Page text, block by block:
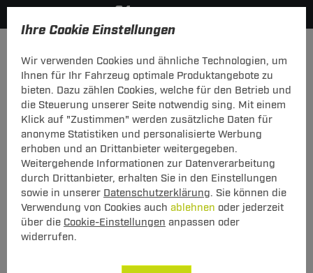
Ihre Cookie Einstellungen
Wir verwenden Cookies und ähnliche Technologien, um
Ihnen für Ihr Fahrzeug optimale Produktangebote zu
bieten. Dazu zählen Cookies, welche für den Betrieb und
die Steuerung unserer Seite notwendig sing. Mit einem
Klick auf "Zustimmen" werden zusätzliche Daten für
anonyme Statistiken und personalisierte Werbung
erhoben und an Drittanbieter weitergegeben.
Weitergehende Informationen zur Datenverarbeitung
durch Drittanbieter, erhalten Sie in den Einstellungen
sowie in unserer Datenschutzerklärung. Sie können die
Verwendung von Cookies auch ablehnen oder jederzeit
über die Cookie-Einstellungen anpassen oder
widerrufen.
vorheriger Artikel nächster Artikel
Neu
ZB AHK Kastensicherung mit Schloss
ZB AHK Kastensicherung mit Schloss
Art.-Nr.